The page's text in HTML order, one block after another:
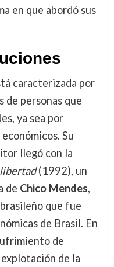
en que abordó sus
caracterizada por
de personas que
ya sea por
Su
llegó con la
(1992), un
de Chico Mendes,
que fue
de Brasil. En
de
de la